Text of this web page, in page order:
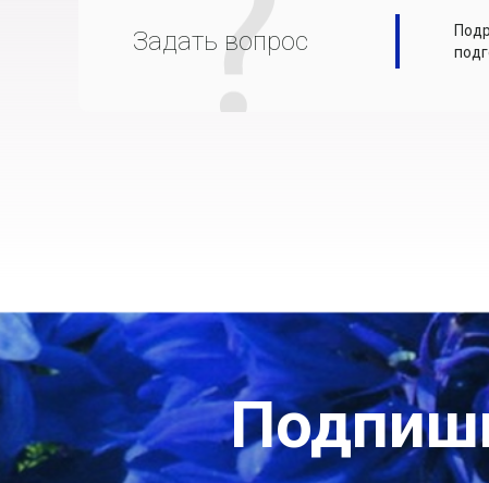
Задать вопрос